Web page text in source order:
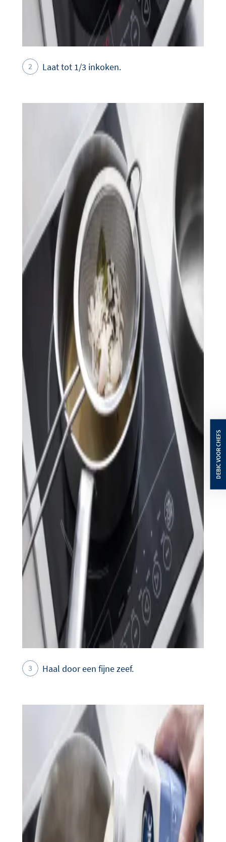
Laat tot 1/3 inkoken.
Haal door een fijne zeef.